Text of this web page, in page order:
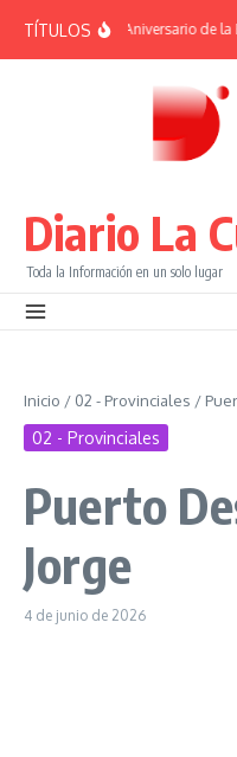
TÍTULOS| 38° Aniversario de la
Diario La
Toda la Información en un solo lugar
Inicio / 02 - Provinciales /
02 - Provinciales
Puerto
Jorge
4 de junio de 2026